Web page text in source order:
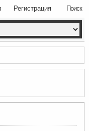
Поиск
Регистрация